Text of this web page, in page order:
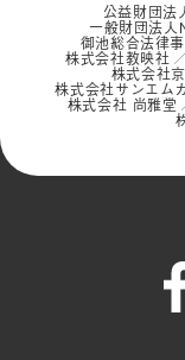
公益財団法
一般財団法人
御池総合法律
株式会社教映社
株式会社
株式会社サンエム
株式会社 尚雅堂